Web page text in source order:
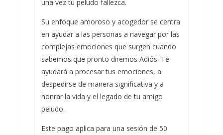
una vez tu peludo fallezca.
Su enfoque amoroso y acogedor se centra
en ayudar a las personas a navegar por las
complejas emociones que surgen cuando
sabemos que pronto diremos Adiós. Te
ayudará a procesar tus emociones, a
despedirse de manera significativa y a
honrar la vida y el legado de tu amigo
peludo.
Este pago aplica para una sesión de 50